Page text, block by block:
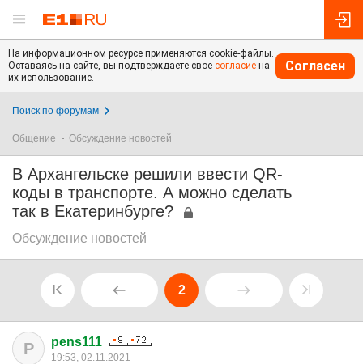
На информационном ресурсе применяются cookie-файлы.
Оставаясь на сайте, вы подтверждаете свое согласие на
их использование.
Согласен
Поиск по форумам
Общение Обсуждение новостей
В Архангельске решили ввести QR-
коды в транспорте. А можно сделать
так в Екатеринбурге?
Обсуждение новостей
2
P pens111
19:53, 02.11.2021